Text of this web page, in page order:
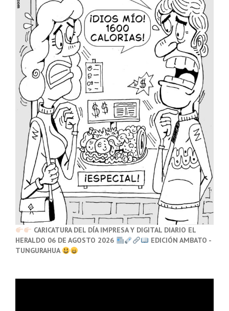
CARICATURA DEL DÍA IMPRESA Y DIGITAL DIARIO EL
HERALDO 06 DE AGOSTO 2026
EDICIÓN AMBATO -
TUNGURAHUA